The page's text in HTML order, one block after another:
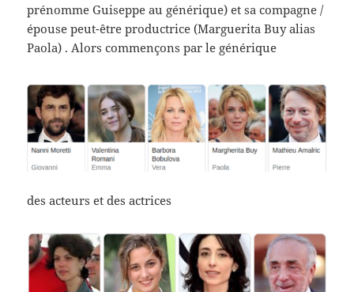
prénomme Guiseppe au générique) et sa compagne /
épouse peut-être productrice (Marguerita Buy alias
Paola) . Alors commençons par le générique
des acteurs et des actrices